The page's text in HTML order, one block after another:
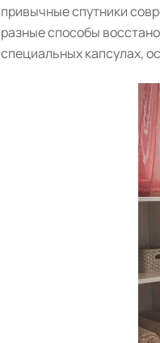
привычные спутники
разные способы
специальных капсулах,